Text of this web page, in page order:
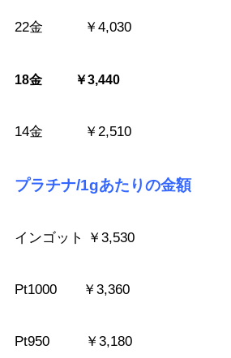
22金 ￥4,030
18金 ￥3,440
14金 ￥2,510
プラチナ/1gあたりの金額
インゴット ￥3,530
Pt1000 ￥3,360
Pt950 ￥3,180